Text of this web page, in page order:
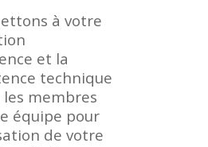
à votre
et la
technique
membres
équipe pour
de votre